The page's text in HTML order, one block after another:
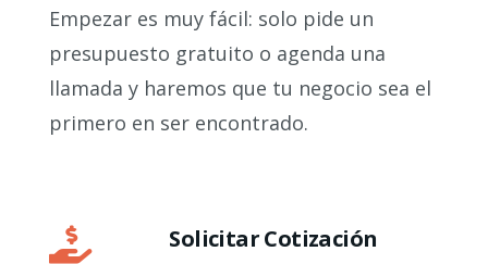
Empezar es muy fácil: solo pide un
presupuesto gratuito o agenda una
llamada y haremos que tu negocio sea el
primero en ser encontrado.
 Solicitar Cotización